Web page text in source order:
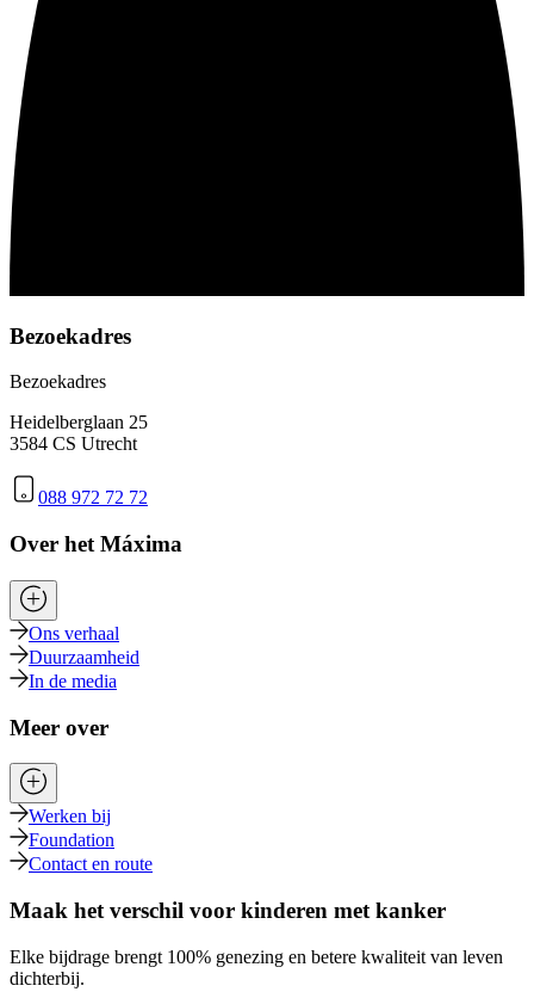
Bezoekadres
Bezoekadres
Heidelberglaan 25
3584 CS Utrecht
088 972 72 72
Over het Máxima
Ons verhaal
Duurzaamheid
In de media
Meer over
Werken bij
Foundation
Contact en route
Maak het verschil voor kinderen met kanker
Elke bijdrage brengt 100% genezing en betere kwaliteit van leven
dichterbij.